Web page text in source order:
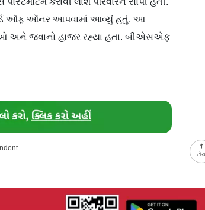
ઑફ ઑનર આપવામાં આવ્યું હતું. આ
અને જવાનો હાજર રહ્યા હતા. બીએસએફ